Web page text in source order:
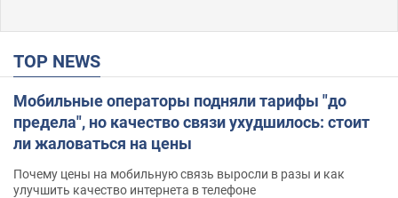
TOP NEWS
Мобильные операторы подняли тарифы "до
предела", но качество связи ухудшилось: стоит
ли жаловаться на цены
Почему цены на мобильную связь выросли в разы и как
улучшить качество интернета в телефоне